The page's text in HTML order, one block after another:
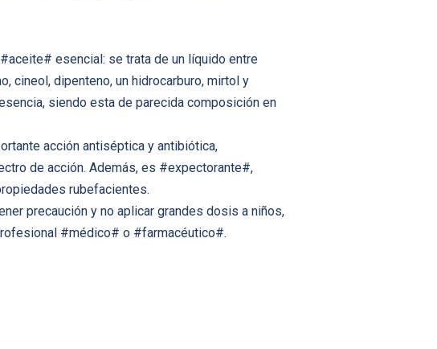
esencial: se trata de un líquido entre
cineol, dipenteno, un hidrocarburo, mirtol y
siendo esta de parecida composición en
acción antiséptica y antibiótica,
de acción. Además, es #expectorante#,
rubefacientes.
precaución y no aplicar grandes dosis a niños,
#médico# o #farmacéutico#.